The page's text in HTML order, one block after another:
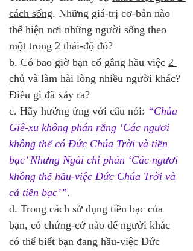
cách sống. Những giá-trị cơ-bản nào
thể hiện nơi những người sống theo
một trong 2 thái-độ đó?
b. Có bao giờ bạn cố gắng hầu việc 2
chủ và làm hài lòng nhiều người khác?
Điều gì đã xảy ra?
c. Hãy hưởng ứng với câu nói: “Chúa
Giê-xu không phán rằng ‘Các ngươi
không thể có Đức Chúa Trời và tiền
bạc’ Nhưng Ngài chỉ phán ‘Các ngươi
không thể hầu-việc Đức Chúa Trời và
cả tiền bạc’”.
d. Trong cách sử dụng tiền bạc của
bạn, có chứng-cớ nào để người khác
có thể biết bạn đang hầu-việc Đức